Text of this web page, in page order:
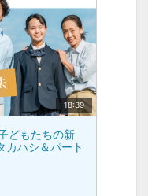
18:39
どもたちの新
カハシ＆パート